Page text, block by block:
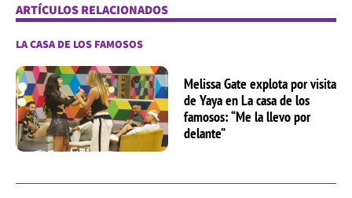
ARTÍCULOS RELACIONADOS
LA CASA DE LOS FAMOSOS
Melissa Gate explota por visita
de Yaya en La casa de los
famosos: “Me la llevo por
delante”